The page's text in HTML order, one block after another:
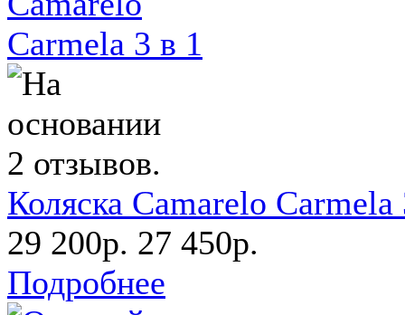
Коляска Camarelo Carmela
29 200р. 27 450р.
Подробнее